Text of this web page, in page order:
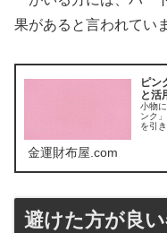
果があると言われてい
ピン
と活
小物
ンク
を引
金運財布屋.com
避けた方が良